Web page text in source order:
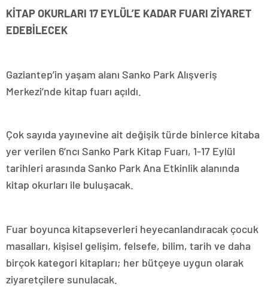
KİTAP OKURLARI 17 EYLÜL’E KADAR FUARI ZİYARET
EDEBİLECEK
Gaziantep’in yaşam alanı Sanko Park Alışveriş
Merkezi’nde kitap fuarı açıldı.
Çok sayıda yayınevine ait değişik türde binlerce kitaba
yer verilen 6’ncı Sanko Park Kitap Fuarı, 1-17 Eylül
tarihleri arasında Sanko Park Ana Etkinlik alanında
kitap okurları ile buluşacak.
Fuar boyunca kitapseverleri heyecanlandıracak çocuk
masalları, kişisel gelişim, felsefe, bilim, tarih ve daha
birçok kategori kitapları; her bütçeye uygun olarak
ziyaretçilere sunulacak.